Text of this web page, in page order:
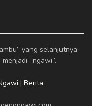
yang selanjutnya
“ngawi”.
| Berita